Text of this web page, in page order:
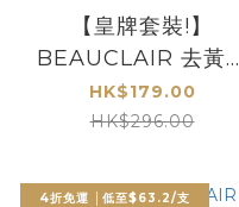
【皇牌套裝!】
BEAUCLAIR 去黃美
白淨膚套裝 [包郵]
HK$179.00
HK$296.00
4折免運 │低至$63.2/支